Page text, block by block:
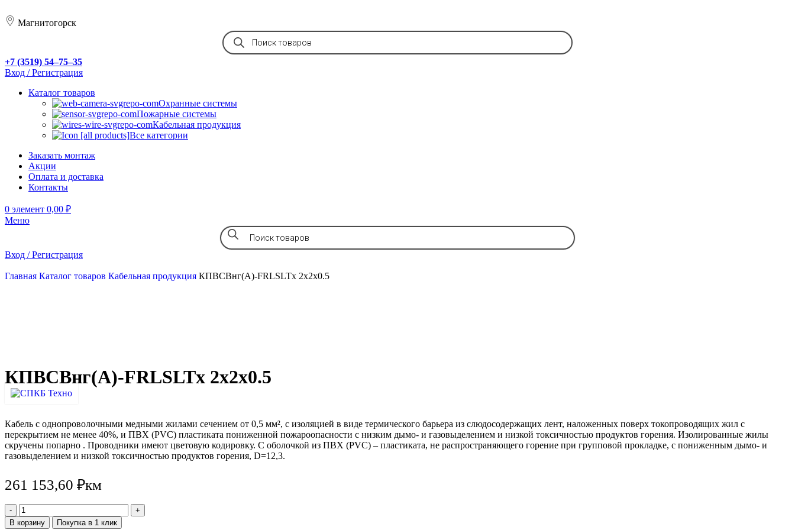
Магнитогорск
+7 (3519) 54‒75‒35
Вход / Регистрация
Каталог товаров
Охранные системы
Пожарные системы
Кабельная продукция
Все категории
Заказать монтаж
Акции
Оплата и доставка
Контакты
0 элемент 0,00 ₽
Меню
Вход / Регистрация
Главная Каталог товаров Кабельная продукция КПВСВнг(А)-FRLSLTx 2х2х0.5
КПВСВнг(А)-FRLSLTx 2х2х0.5
Кабель с однопроволочными медными жилами сечением от 0,5 мм², с изоляцией в виде термического барьера из слюдосодержащих лент, наложенных поверх токопроводящих жил с
перекрытием не менее 40%, и ПВХ (PVC) пластиката пониженной пожароопасности c низким дымо- и газовыделением и низкой токсичностью продуктов горения. Изолированные жилы
скручены попарно . Проводники имеют цветовую кодировку. С оболочкой из ПВХ (PVC) – пластиката, не распространяющего горение при групповой прокладке, с пониженным дымо- и
газовыделением и низкой токсичностью продуктов горения, D=12,3.
261 153,60 ₽км
В корзину Покупка в 1 клик